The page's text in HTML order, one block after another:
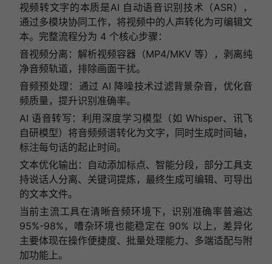
视频转文字的本质是AI 自动语音识别技术（ASR），
通过多模块协同工作，将视频中的人声转化为可编辑文
本。完整流程分为 4 个核心步骤：
音视频分离：解析视频容器（MP4/MKV 等），剥离纯
净音频轨道，排除画面干扰。
音频预处理：通过 AI 降噪技术过滤背景杂音，优化音
频质量，提升识别准确率。
AI 语音转写：利用深度学习模型（如 Whisper、讯飞
自研模型）将音频频谱转化为文字，同时生成时间轴，
标注每句话的起止时间。
文本优化输出：自动添加标点、智能分段，部分工具支
持说话人分离、关键词提炼，最终生成可编辑、可导出
的文本文件。
当前主流工具在清晰音频环境下，识别准确率普遍达
95%-98%，嘈杂环境也能稳定在 90% 以上，差异化
主要体现在操作便捷度、批量处理能力、多端适配与附
加功能上。